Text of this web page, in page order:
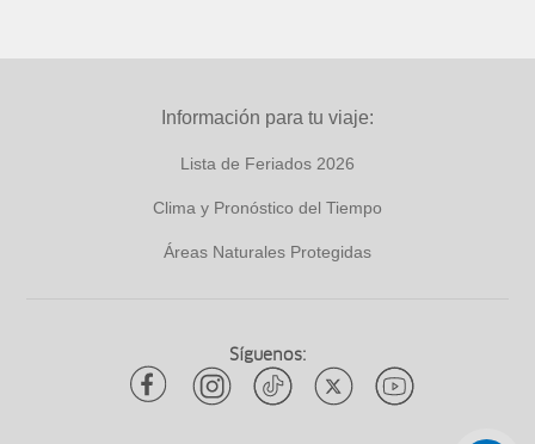
Información para tu viaje:
Lista de Feriados 2026
Clima y Pronóstico del Tiempo
Áreas Naturales Protegidas
Síguenos: